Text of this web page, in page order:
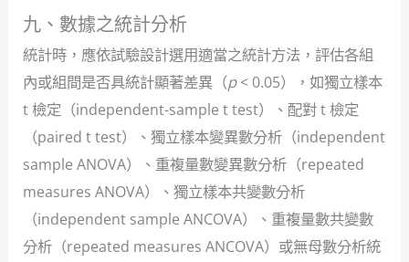
九、數據之統計分析
統計時，應依試驗設計選用適當之統計方法，評估各組
內或組間是否具統計顯著差異（p< 0.05），如獨立樣本
t 檢定（independent-sample t test）、配對 t 檢定
（paired t test）、獨立樣本變異數分析（independent
sample ANOVA）、重複量數變異數分析（repeated
measures ANOVA）、獨立樣本共變數分析
（independent sample ANCOVA）、重複量數共變數
分析（repeated measures ANCOVA）或無母數分析統